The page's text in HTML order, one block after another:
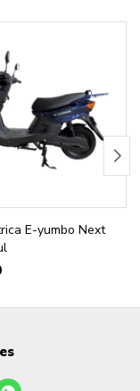
E-yumbo Next